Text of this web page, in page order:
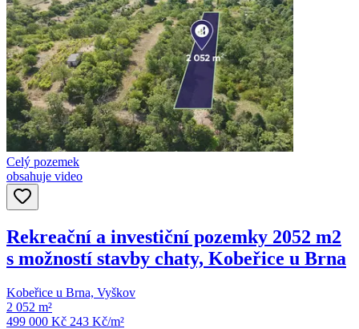
Celý pozemek
obsahuje video
Rekreační a investiční pozemky 2052 m2
s možností stavby chaty, Kobeřice u Brna
Kobeřice u Brna, Vyškov
2 052 m²
499 000 Kč 243 Kč/m²